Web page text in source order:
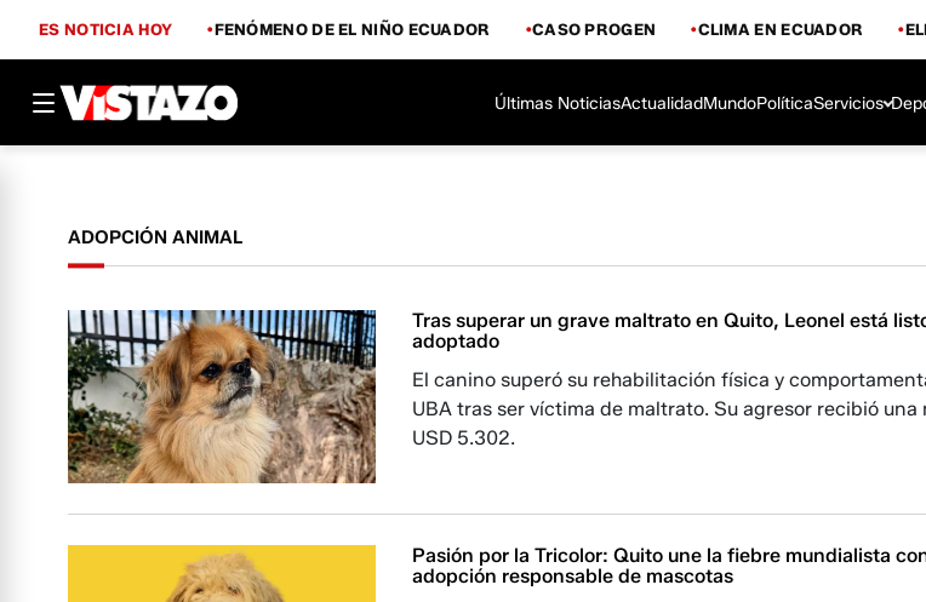
ES NOTICIA HOY FENÓMENO DE EL NIÑO ECUADOR CASO PROGEN CLIMA EN ECUADOR
Últimas NoticiasActualidadMundoPolíticaServicios
ADOPCIÓN ANIMAL
Tras superar un grave maltrato en Quito, Leonel está
adoptado
El canino superó su rehabilitación física y
UBA tras ser víctima de maltrato. Su agresor recibió una
USD 5.302.
Pasión por la Tricolor: Quito une la fiebre mundialista
adopción responsable de mascotas